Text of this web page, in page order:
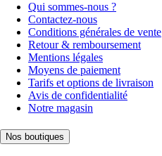
Qui sommes-nous ?
Contactez-nous
Conditions générales de vente
Retour & remboursement
Mentions légales
Moyens de paiement
Tarifs et options de livraison
Avis de confidentialité
Notre magasin
Nos boutiques